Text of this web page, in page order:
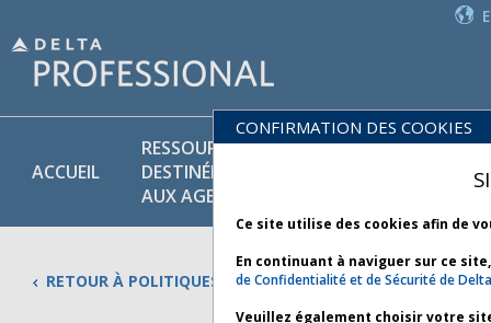
ACCUEIL
RESSOURCES
DESTINÉES
AUX AGENTS
ET
RETOUR À POLITIQUES COMMERCIALES
CONFIRMATION DES COOKIES
Ce site utilise des cookies afin de
En continuant à naviguer sur ce
de Confidentialité et de Sécurité de Delta
Veuillez également choisir votre